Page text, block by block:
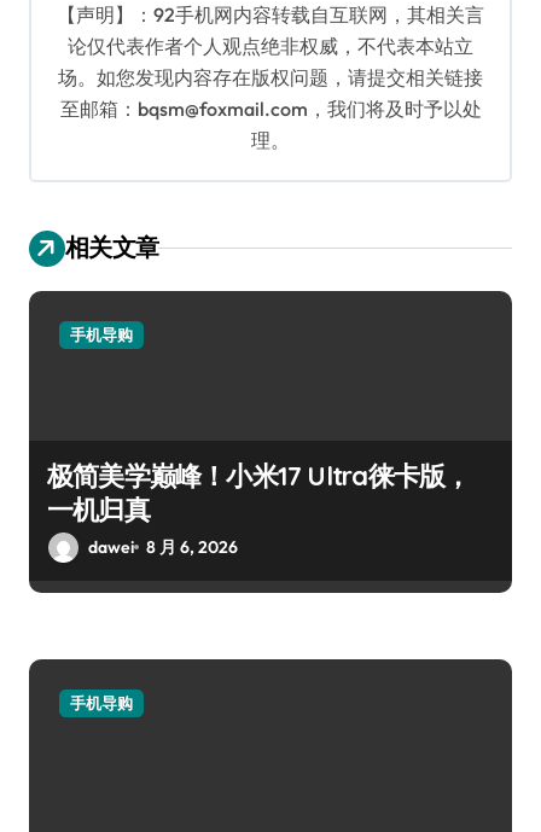
【声明】：92手机网内容转载自互联网，其相关言
论仅代表作者个人观点绝非权威，不代表本站立
场。如您发现内容存在版权问题，请提交相关链接
至邮箱：bqsm@foxmail.com，我们将及时予以处
理。
相关文章
手机导购
极简美学巅峰！小米17 Ultra徕卡版，
一机归真
dawei 8 月 6, 2026
手机导购